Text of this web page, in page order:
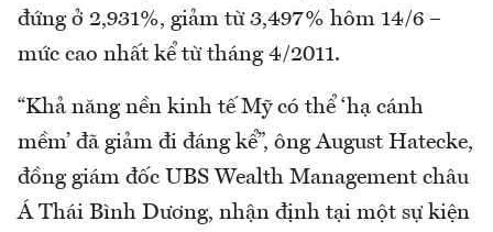
đứng ở 2,931%, giảm từ 3,497% hôm 14/6 –
mức cao nhất kể từ tháng 4/2011.
“Khả năng nền kinh tế Mỹ có thể ‘hạ cánh
mềm’ đã giảm đi đáng kể”, ông August Hatecke,
đồng giám đốc UBS Wealth Management châu
Á Thái Bình Dương, nhận định tại một sự kiện